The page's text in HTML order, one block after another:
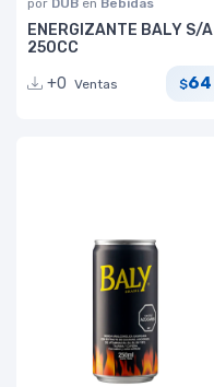
ENERGIZANTE BALY S/A
250CC
+0 Ventas $64